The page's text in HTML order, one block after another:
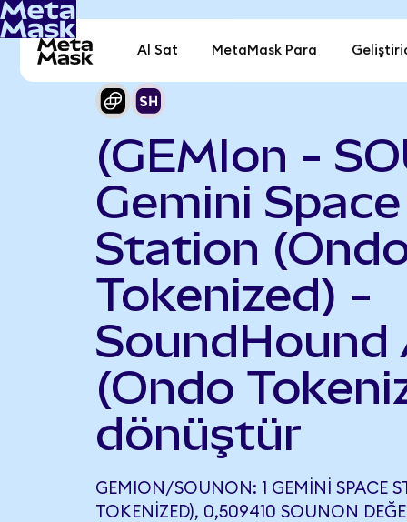
Al Sat MetaMask Para
(GEMIon -
Gemini Space
Station
Tokenized) -
SoundHound
(Ondo
dönüştür
GEMION/SOUNON: 1 GEMINI SPACE
TOKENIZED), 0,509410 SOUNON